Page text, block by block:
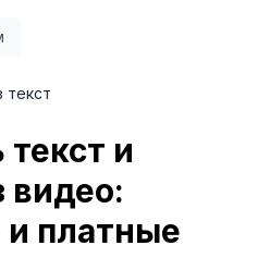
текст
и
видео:
платные